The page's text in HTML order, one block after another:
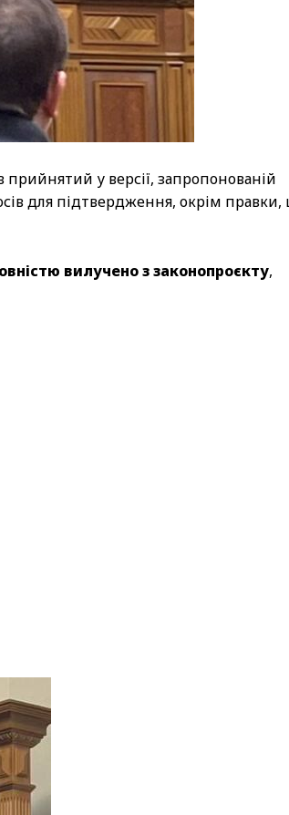
у версії, запропонованій
для підтвердження, окрім
вилучено з законопроєкту,